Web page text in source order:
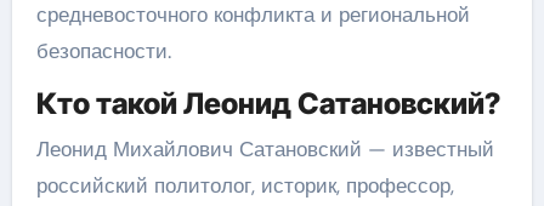
средневосточного конфликта и региональной
безопасности.
Кто такой Леонид Сатановский?
Леонид Михайлович Сатановский — известный
российский политолог, историк, профессор,